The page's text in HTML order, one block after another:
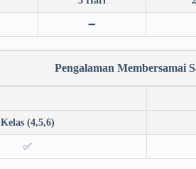
➖
Pengalaman Membersamai
Kelas (4,5,6)
✅